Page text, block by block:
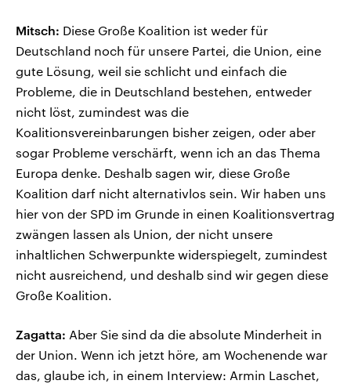
Mitsch: Diese Große Koalition ist weder für
Deutschland noch für unsere Partei, die Union, eine
gute Lösung, weil sie schlicht und einfach die
Probleme, die in Deutschland bestehen, entweder
nicht löst, zumindest was die
Koalitionsvereinbarungen bisher zeigen, oder aber
sogar Probleme verschärft, wenn ich an das Thema
Europa denke. Deshalb sagen wir, diese Große
Koalition darf nicht alternativlos sein. Wir haben uns
hier von der SPD im Grunde in einen Koalitionsvertrag
zwängen lassen als Union, der nicht unsere
inhaltlichen Schwerpunkte widerspiegelt, zumindest
nicht ausreichend, und deshalb sind wir gegen diese
Große Koalition.
Zagatta: Aber Sie sind da die absolute Minderheit in
der Union. Wenn ich jetzt höre, am Wochenende war
das, glaube ich, in einem Interview: Armin Laschet,